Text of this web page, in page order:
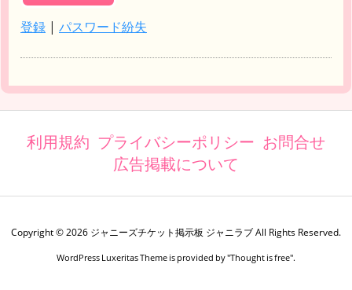
登録 | パスワード紛失
利用規約 プライバシーポリシー お問合せ
広告掲載について
Copyright ©2026 ジャニーズチケット掲示板 ジャニラブAll Rights Reserved.
WordPress Luxeritas Theme is provided by "Thought is free".